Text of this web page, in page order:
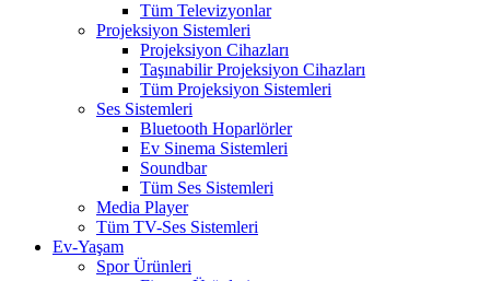
Tüm Televizyonlar
Projeksiyon Sistemleri
Projeksiyon Cihazları
Taşınabilir Projeksiyon Cihazları
Tüm Projeksiyon Sistemleri
Ses Sistemleri
Bluetooth Hoparlörler
Ev Sinema Sistemleri
Soundbar
Tüm Ses Sistemleri
Media Player
Tüm TV-Ses Sistemleri
Ev-Yaşam
Spor Ürünleri